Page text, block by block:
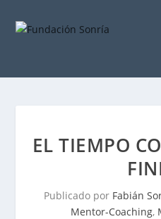
EL TIEMPO
Publicado por Fabián
Mentor-Coaching,